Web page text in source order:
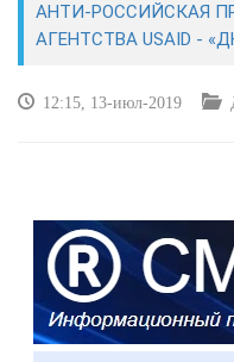
ЭКОНОМИКА
ПРОИСШЕСТВИЯ
АНТИ-РОССИЙСКАЯ
АГЕНТСТВА USAID -
12:15, 13-июл-2019